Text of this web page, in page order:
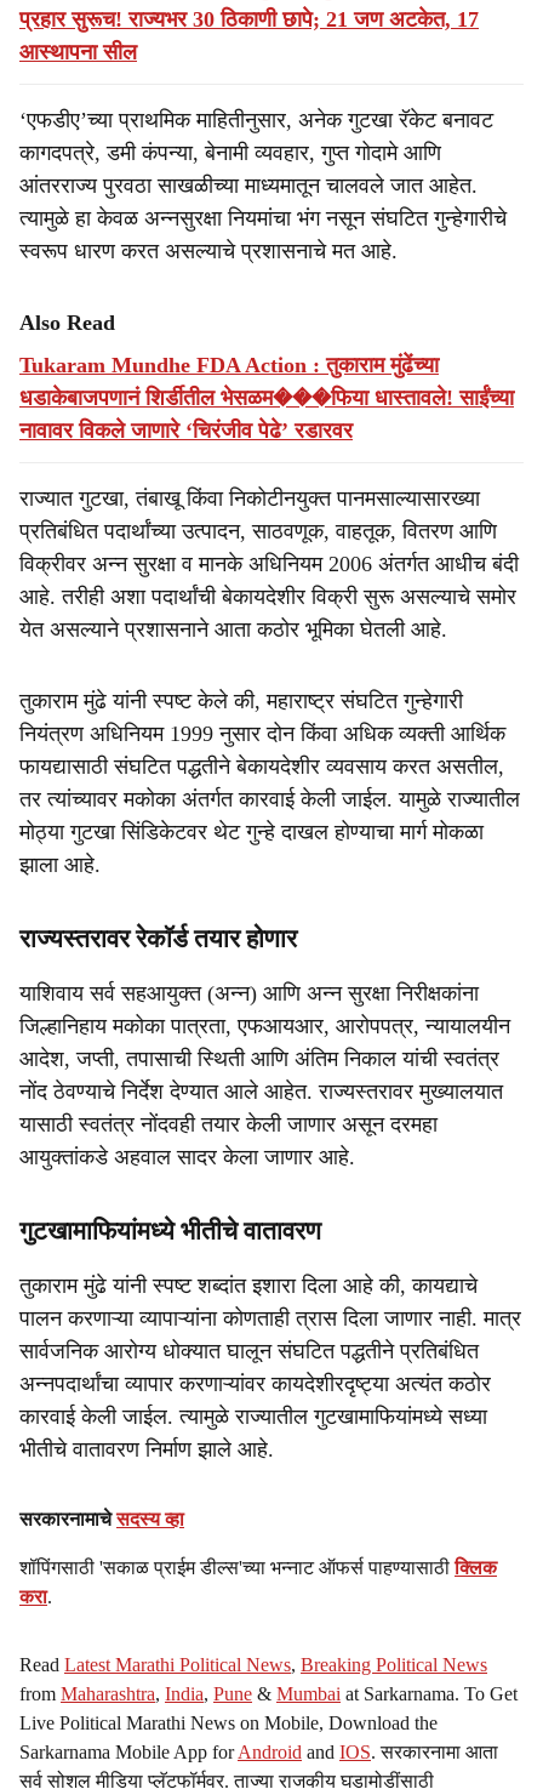
प्रहार सुरूच! राज्यभर 30 ठिकाणी छापे; 21 जण अटकेत, 17
आस्थापना सील
‘एफडीए’च्या प्राथमिक माहितीनुसार, अनेक गुटखा रॅकेट बनावट
कागदपत्रे, डमी कंपन्या, बेनामी व्यवहार, गुप्त गोदामे आणि
आंतरराज्य पुरवठा साखळीच्या माध्यमातून चालवले जात आहेत.
त्यामुळे हा केवळ अन्नसुरक्षा नियमांचा भंग नसून संघटित गुन्हेगारीचे
स्वरूप धारण करत असल्याचे प्रशासनाचे मत आहे.
Also Read
Tukaram Mundhe FDA Action : तुकाराम मुंढेंच्या
धडाकेबाजपणानं शिर्डीतील भेसळम���फिया धास्तावले! साईंच्या
नावावर विकले जाणारे ‘चिरंजीव पेढे’ रडारवर
राज्यात गुटखा, तंबाखू किंवा निकोटीनयुक्त पानमसाल्यासारख्या
प्रतिबंधित पदार्थांच्या उत्पादन, साठवणूक, वाहतूक, वितरण आणि
विक्रीवर अन्न सुरक्षा व मानके अधिनियम 2006 अंतर्गत आधीच बंदी
आहे. तरीही अशा पदार्थांची बेकायदेशीर विक्री सुरू असल्याचे समोर
येत असल्याने प्रशासनाने आता कठोर भूमिका घेतली आहे.
तुकाराम मुंढे यांनी स्पष्ट केले की, महाराष्ट्र संघटित गुन्हेगारी
नियंत्रण अधिनियम 1999 नुसार दोन किंवा अधिक व्यक्ती आर्थिक
फायद्यासाठी संघटित पद्धतीने बेकायदेशीर व्यवसाय करत असतील,
तर त्यांच्यावर मकोका अंतर्गत कारवाई केली जाईल. यामुळे राज्यातील
मोठ्या गुटखा सिंडिकेटवर थेट गुन्हे दाखल होण्याचा मार्ग मोकळा
झाला आहे.
राज्यस्तरावर रेकाॅर्ड तयार होणार
याशिवाय सर्व सहआयुक्त (अन्न) आणि अन्न सुरक्षा निरीक्षकांना
जिल्हानिहाय मकोका पात्रता, एफआयआर, आरोपपत्र, न्यायालयीन
आदेश, जप्ती, तपासाची स्थिती आणि अंतिम निकाल यांची स्वतंत्र
नोंद ठेवण्याचे निर्देश देण्यात आले आहेत. राज्यस्तरावर मुख्यालयात
यासाठी स्वतंत्र नोंदवही तयार केली जाणार असून दरमहा
आयुक्तांकडे अहवाल सादर केला जाणार आहे.
गुटखामाफियांमध्ये भीतीचे वातावरण
तुकाराम मुंढे यांनी स्पष्ट शब्दांत इशारा दिला आहे की, कायद्याचे
पालन करणाऱ्या व्यापाऱ्यांना कोणताही त्रास दिला जाणार नाही. मात्र
सार्वजनिक आरोग्य धोक्यात घालून संघटित पद्धतीने प्रतिबंधित
अन्नपदार्थांचा व्यापार करणाऱ्यांवर कायदेशीरदृष्ट्या अत्यंत कठोर
कारवाई केली जाईल. त्यामुळे राज्यातील गुटखामाफियांमध्ये सध्या
भीतीचे वातावरण निर्माण झाले आहे.
सरकारनामाचेसदस्य व्हा
शॉपिंगसाठी 'सकाळ प्राईम डील्स'च्या भन्नाट ऑफर्स पाहण्यासाठीक्लिक
करा.
Read Latest Marathi Political News, Breaking Political News
from Maharashtra, India, Pune & Mumbai at Sarkarnama. To Get
Live Political Marathi News on Mobile, Download the
Sarkarnama Mobile App forAndroid and IOS. सरकारनामा आता
सर्व सोशल मीडिया प्लॅटफॉर्मवर. ताज्या राजकीय घडामोडींसाठी